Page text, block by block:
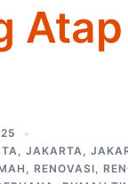
, JAKARTA,
, RENOVASI,